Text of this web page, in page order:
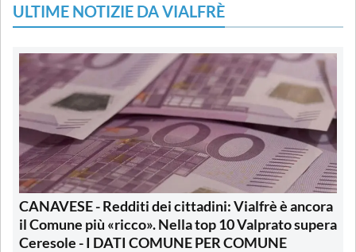
ULTIME NOTIZIE DA VIALFRÈ
CANAVESE - Redditi dei cittadini: Vialfrè è ancora
il Comune più «ricco». Nella top 10 Valprato supera
Ceresole - I DATI COMUNE PER COMUNE